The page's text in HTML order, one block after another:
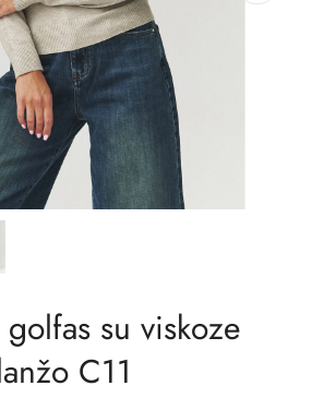
su viskoze
C11